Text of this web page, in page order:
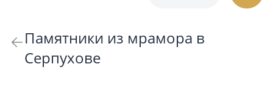
Памятники из мрамора в
Серпухове